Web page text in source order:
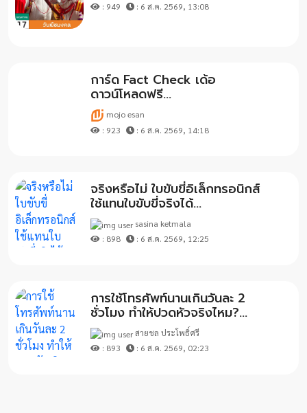
: 949
: 6 ส.ค. 2569, 13:08
การ์ด Fact Check เด้อ
ดาวน์โหลดฟรี...
mojo esan
: 923
: 6 ส.ค. 2569, 14:18
จริงหรือไม่ ใบขับขี่อิเล็กทรอนิกส์
ใช้แทนใบขับขี่จริงได้...
sasina ketmala
: 898
: 6 ส.ค. 2569, 12:25
การใช้โทรศัพท์นานเกินวันละ 2
ชั่วโมง ทำให้ปวดหัวจริงไหม?...
สายชล ประโพธิ์ศรี
: 893
: 6 ส.ค. 2569, 02:23